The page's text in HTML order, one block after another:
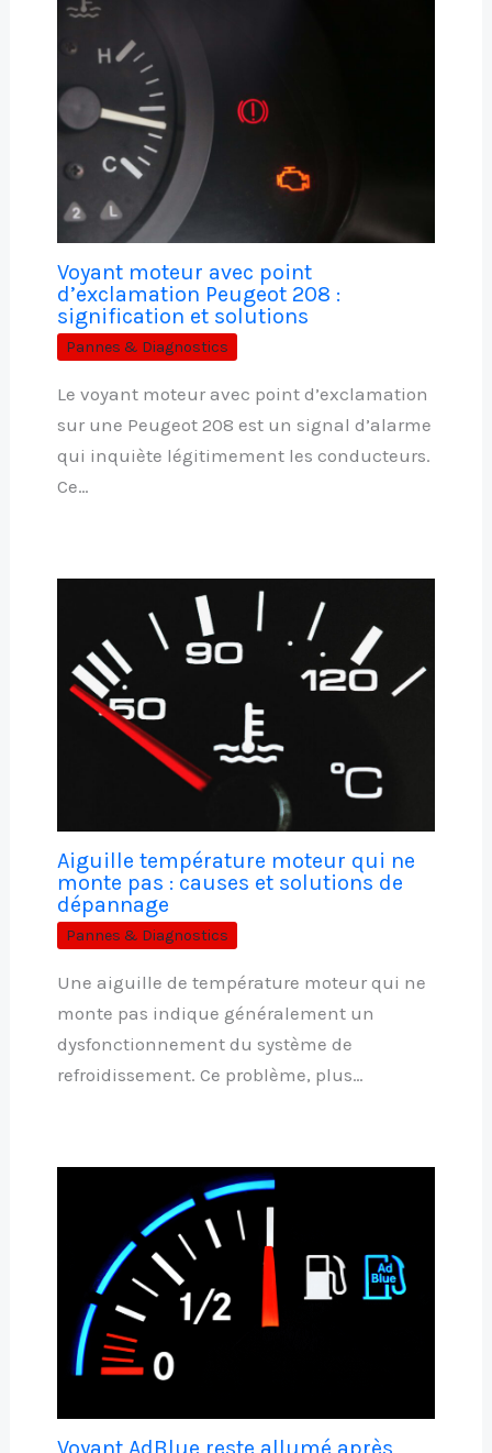
Voyant moteur avec point
d’exclamation Peugeot 208 :
signification et solutions
Pannes & Diagnostics
Le voyant moteur avec point d’exclamation
sur une Peugeot 208 est un signal d’alarme
qui inquiète légitimement les conducteurs.
Ce…
Aiguille température moteur qui ne
monte pas : causes et solutions de
dépannage
Pannes & Diagnostics
Une aiguille de température moteur qui ne
monte pas indique généralement un
dysfonctionnement du système de
refroidissement. Ce problème, plus…
Voyant AdBlue reste allumé après